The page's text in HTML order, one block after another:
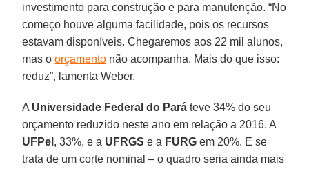
investimento para construção e para manutenção. “No
começo houve alguma facilidade, pois os recursos
estavam disponíveis. Chegaremos aos 22 mil alunos,
mas oorçamento não acompanha. Mais do que isso:
reduz”, lamenta Weber.
A Universidade Federal do Pará teve 34% do seu
orçamento reduzido neste ano em relação a 2016. A
UFPel , 33%, e a UFRGS e a FURG em 20%. E se
trata de um corte nominal – o quadro seria ainda mais